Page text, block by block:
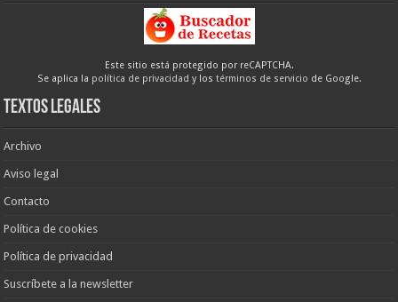
Este sitio está protegido por reCAPTCHA.
Se aplica la política de privacidad y los términos de servicio de Google.
Textos legales
Archivo
Aviso legal
Contacto
Política de cookies
Política de privacidad
Suscríbete a la newsletter